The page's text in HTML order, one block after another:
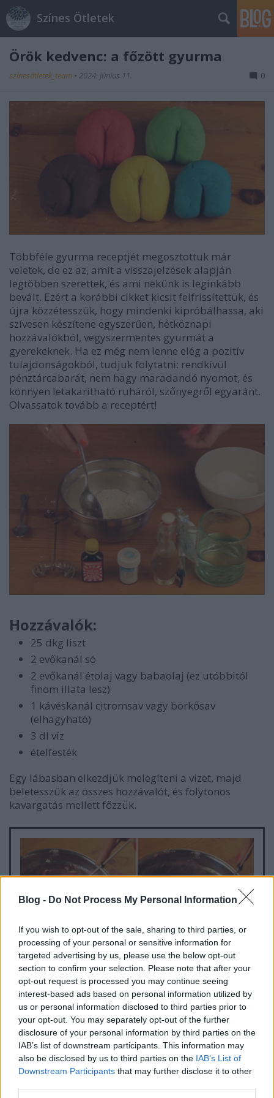
Blog - Do Not Process My Personal Information
If you wish to opt-out of the sale, sharing to third parties, or
processing of your personal or sensitive information for
targeted advertising by us, please use the below opt-out
section to confirm your selection. Please note that after your
opt-out request is processed you may continue seeing
interest-based ads based on personal information utilized by
us or personal information disclosed to third parties prior to
your opt-out. You may separately opt-out of the further
disclosure of your personal information by third parties on the
IAB’s list of downstream participants. This information may
also be disclosed by us to third parties on the IAB’s List of
Downstream Participants that may further disclose it to other
Színes Ötletek
Örök kedvenc: a főzött gyurma
színesötletek_team • 2024. június 11. 0
Többféle gyurma receptjét megosztottuk már
veletek, de ez az, amit a visszajelzések alapján
legtöbben szerettek, és ami nekünk is leginkább
bevált. Ezért a korábbi cikket kicsit felfrissítettük, és
újra közzétesszük, hogy mindenki kipróbálhassa, aki
szívesen készítene egyszerűen, hétköznapi
hozzávalókból, vegyszermentes gyurmát a
gyerekeknek. Ha ez még nem lenne elég a pozitív
tulajdonságokból, tudjuk folytatni: rendkívül
pénztárcabarát, nem hagy maradandó nyomot, és
könnyen letakarítható ruháról, szőnyegről egyaránt.
Olvassatok tovább a receptért!
Hozzávalók:
25 dkg liszt
2 evőkanál só
2 evőkanál étolaj vagy babaolaj (ez utóbbitól
finom illata lesz)
1 kávéskanál citromsav vagy borkősav
(elhagyható)
3 dl víz
ételfesték
Egy lábasban elkezdjük melegíteni a vizet, majd
beletesszük az összes hozzávalót, és folytonos
kavargatás mellett főzzük.
Eleinte ragacsos és darabos, de aggodalomra
semmi ok, a végére - és meglepően rövid idő alatt -
szépen összeáll az egész. Akkor jó, amikor már
nagyon nehéz keverni. Ha kihűlt, jól átgyúrjuk és
indulhat a móka! Légmentesen zárható
dobozokban a hűtőben tartva sokáig eláll.
Tipp!Ha egyszerre több színt szeretnétek, praktikus